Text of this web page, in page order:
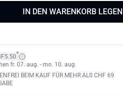
IN DEN WARENKORB LEGEN
*
fr. 07. aug. - mo. 10. aug.
BEIM KAUF FÜR MEHR ALS CHF 69